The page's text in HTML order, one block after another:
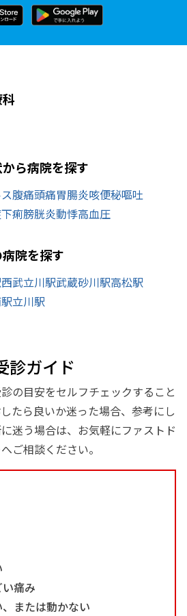
ら病院を探す
腹痛頭痛胃腸炎咳便秘嘔吐
下痢膀胱炎動悸高血圧
院を探す
西武立川駅武蔵砂川駅高松駅
立川駅
診ガイド
の目安をセルフチェックすること
たら良いか迷った場合、参考にし
迷う場合は、お気軽にファストド
ご相談ください。
痛み
または動かない